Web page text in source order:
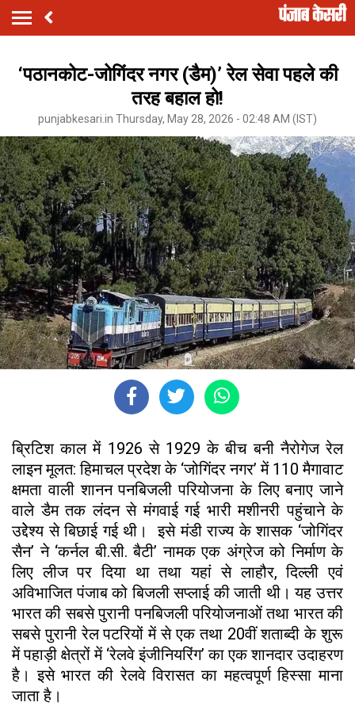
‘पठानकोट-जोगिंदर नगर (डैम)’ रेल सेवा पहले की
तरह बहाल हो!
punjabkesari.in Thursday, May 28, 2026 - 02:48 AM (IST)
ब्रिटिश काल में 1926 से 1929 के बीच बनी नैरोगेज रेल
लाइन मूलत: हिमाचल प्रदेश के ‘जोगिंदर नगर’ में 110 मैगावाट
क्षमता वाली शानन पनबिजली परियोजना के लिए बनाए जाने
वाले डैम तक लंदन से मंगवाई गई भारी मशीनरी पहुंचाने के
उद्देेश्य से बिछाई गई थी। इसे मंडी राज्य के शासक ‘जोगिंदर
सैन’ ने ‘कर्नल बी.सी. बैटी’ नामक एक अंग्रेज को निर्माण के
लिए लीज पर दिया था तथा यहां से लाहौर, दिल्ली एवं
अविभाजित पंजाब को बिजली सप्लाई की जाती थी। यह उत्तर
भारत की सबसे पुरानी पनबिजली परियोजनाओं तथा भारत की
सबसे पुरानी रेल पटरियों में से एक तथा 20वीं शताब्दी के शुरू
में पहाड़ी क्षेत्रों में ‘रेलवे इंजीनियरिंग’ का एक शानदार उदाहरण
है। इसे भारत की रेलवे विरासत का महत्वपूर्ण हिस्सा माना
जाता है।